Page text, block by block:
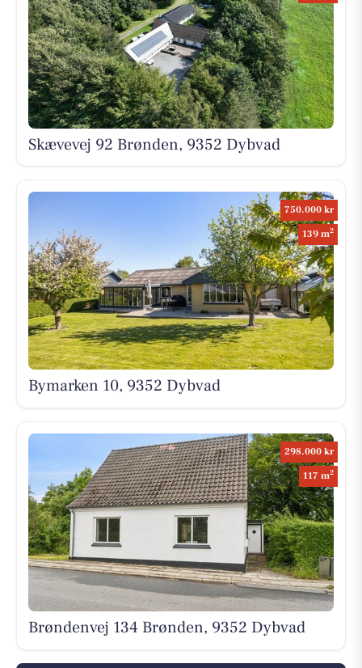
Skævevej 92 Brønden, 9352 Dybvad
750.000 kr
139 m2
Bymarken 10, 9352 Dybvad
298.000 kr
117 m2
Brøndenvej 134 Brønden, 9352 Dybvad